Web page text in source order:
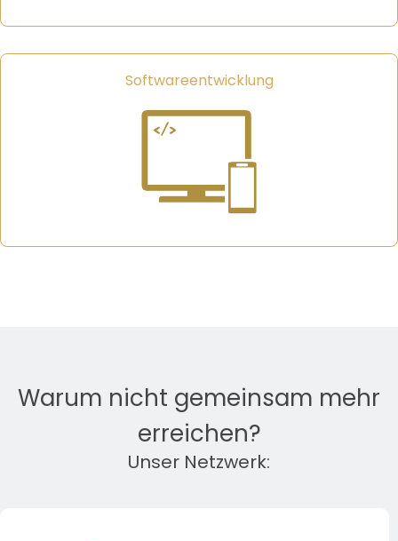
Softwareentwicklung
Warum nicht gemeinsam mehr
erreichen?
Unser Netzwerk: